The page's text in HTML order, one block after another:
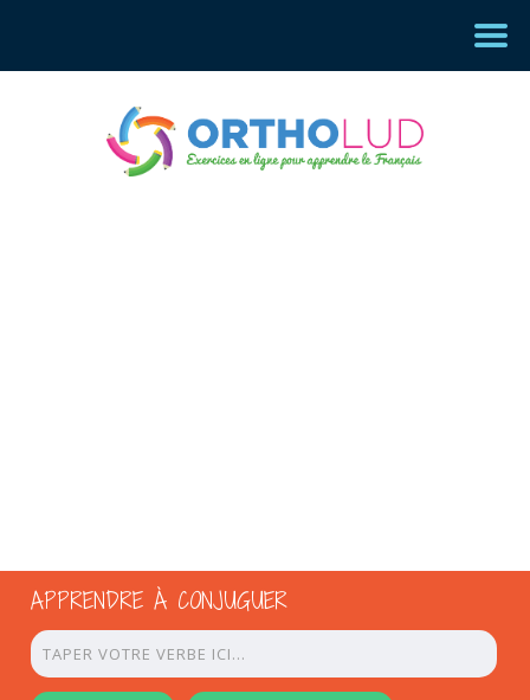
APPRENDRE À CONJUGUER